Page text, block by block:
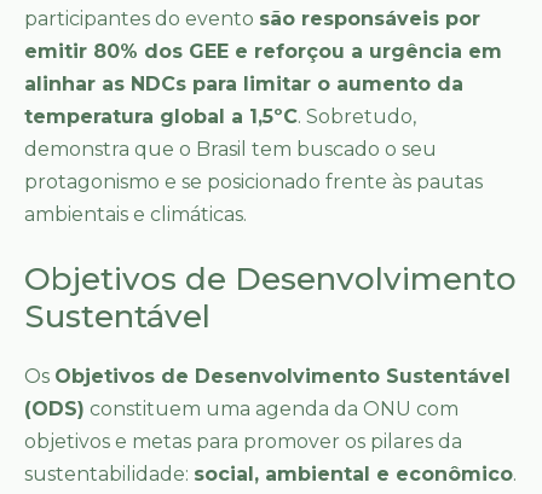
participantes do evento são responsáveis por
emitir 80% dos GEE e reforçou a urgência em
alinhar as NDCs para limitar o aumento da
temperatura global a 1,5ºC. Sobretudo,
demonstra que o Brasil tem buscado o seu
protagonismo e se posicionado frente às pautas
ambientais e climáticas.
Objetivos de Desenvolvimento
Sustentável
Os Objetivos de Desenvolvimento Sustentável
(ODS) constituem uma agenda da ONU com
objetivos e metas para promover os pilares da
sustentabilidade: social, ambiental e econômico.